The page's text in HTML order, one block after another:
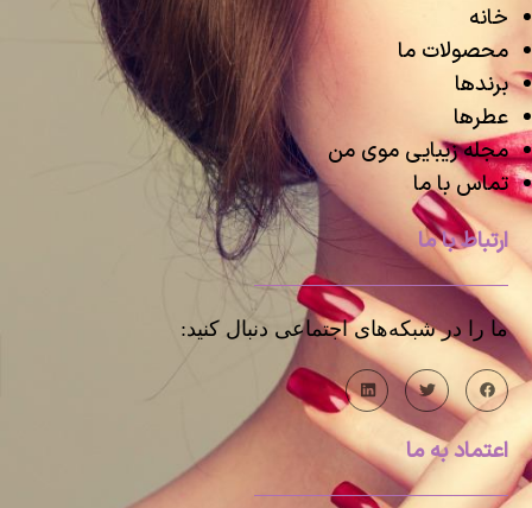
خانه
محصولات ما
برندها
عطرها
مجله زیبایی موی من
تماس با ما
ارتباط با ما
ما را در شبکه‌های اجتماعی دنبال کنید:
اعتماد به ما